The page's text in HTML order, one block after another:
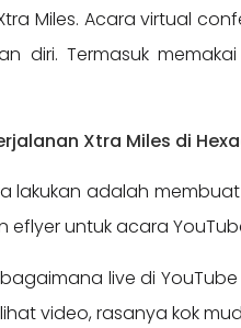
Miles. Acara virtual
diri. Termasuk
Xtra Miles di
lakukan adalah
eflyer untuk acara
live di
video, rasanya kok